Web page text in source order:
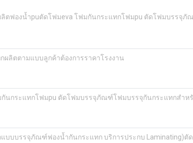
ลิตฟองน้ำpuตัดโฟมeva โฟมกันกระแทกโฟมpu ตัดโฟมบรรจุ
ลิตตามแบบลูกค้าต้องการราคาโรงงาน
นกระแทกโฟมpu ตัดโฟมบรรจุภัณฑ์โฟมบรรจุกันกระแทกสำห
บบบรรจุภัณฑ์ฟองน้ำกันกระแทก บริการประกบ Laminating)ตั